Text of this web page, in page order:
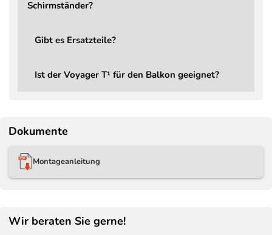
Lieferumfang
Schirmständer
Schirmständer?
Gibt es Ersatzteile?
Ist der Voyager T¹ für den Balkon geeignet?
Dokumente
Montageanleitung
Wir beraten Sie gerne!